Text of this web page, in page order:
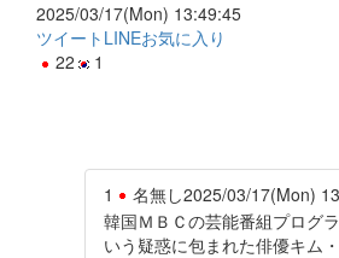
2025/03/17(Mon) 13:49:45
ツイート LINEお気に入り
22
1
1 名無し2025/03/17(Mon)
韓国ＭＢＣの芸能番組プログ
いう疑惑に包まれた俳優キム